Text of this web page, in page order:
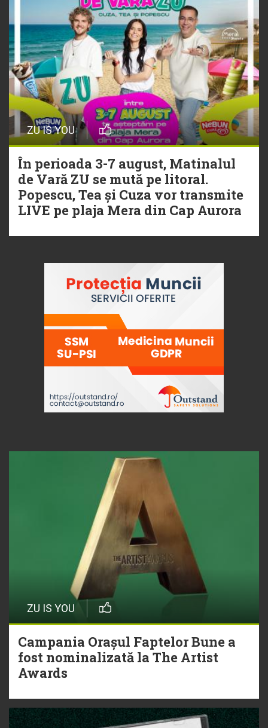
ZU IS YOU
În perioada 3-7 august, Matinalul
de Vară ZU se mută pe litoral.
Popescu, Tea și Cuza vor transmite
LIVE pe plaja Mera din Cap Aurora
ZU IS YOU
Campania Orașul Faptelor Bune a
fost nominalizată la The Artist
Awards